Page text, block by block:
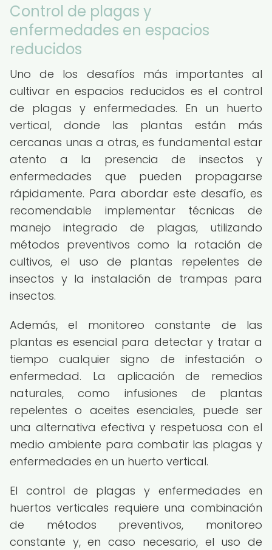
Control de plagas y
enfermedades en espacios
reducidos
Uno de los desafíos más importantes al
cultivar en espacios reducidos es el control
de plagas y enfermedades. En un huerto
vertical, donde las plantas están más
cercanas unas a otras, es fundamental estar
atento a la presencia de insectos y
enfermedades que pueden propagarse
rápidamente. Para abordar este desafío, es
recomendable implementar técnicas de
manejo integrado de plagas, utilizando
métodos preventivos como la rotación de
cultivos, el uso de plantas repelentes de
insectos y la instalación de trampas para
insectos.
Además, el monitoreo constante de las
plantas es esencial para detectar y tratar a
tiempo cualquier signo de infestación o
enfermedad. La aplicación de remedios
naturales, como infusiones de plantas
repelentes o aceites esenciales, puede ser
una alternativa efectiva y respetuosa con el
medio ambiente para combatir las plagas y
enfermedades en un huerto vertical.
El control de plagas y enfermedades en
huertos verticales requiere una combinación
de métodos preventivos, monitoreo
constante y, en caso necesario, el uso de